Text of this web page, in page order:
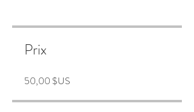
Prix
50,00 $US